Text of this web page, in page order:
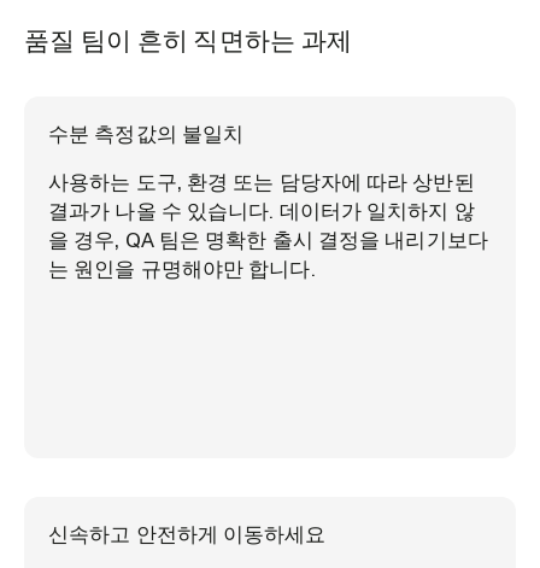
품질 팀이 흔히 직면하는 과제
수분 측정값의 불일치
사용하는 도구, 환경 또는 담당자에 따라 상반된
결과가 나올 수 있습니다. 데이터가 일치하지 않
을 경우, QA 팀은 명확한 출시 결정을 내리기보다
는 원인을 규명해야만 합니다.
신속하고 안전하게 이동하세요